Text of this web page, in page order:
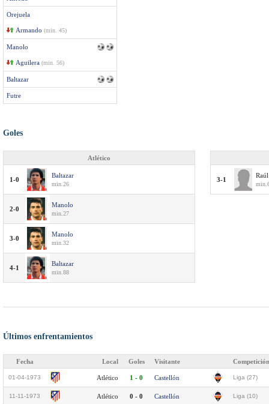
Orejuela
Armando (min. 45)
Manolo
Aguilera (min. 56)
Baltazar
Futre
Goles
Atlético
1-0
Baltazar
min.26
2-0
Manolo
min.27
3-0
Manolo
min.32
4-1
Baltazar
min.88
3-1
Raúl
Últimos enfrentamientos
Fecha Local Goles Visitante Competición
01-04-1973 Atlético 1 - 0 Castellón Liga (27)
11-11-1973 Atlético 0 - 0 Castellón Liga (10)